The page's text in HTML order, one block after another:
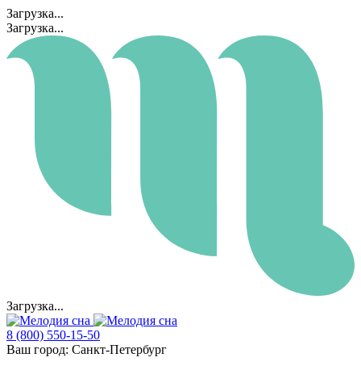
Загрузка...
Загрузка...
Загрузка...
8 (800) 550-15-50
Ваш город: Санкт-Петербург